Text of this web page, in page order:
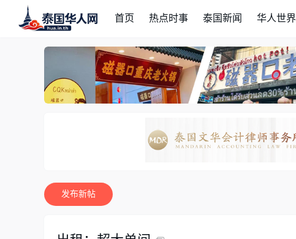
首页 热点时事 泰国新闻 华人世界
发布新帖